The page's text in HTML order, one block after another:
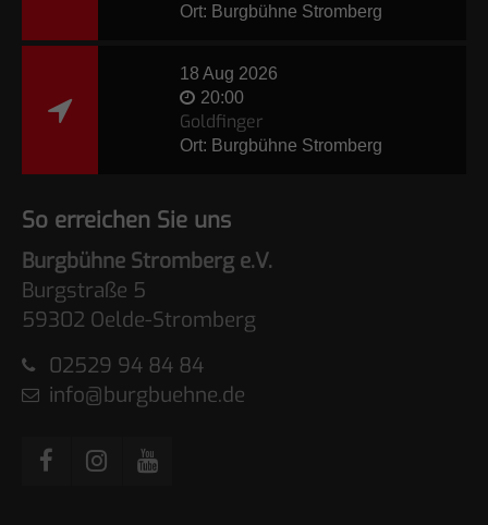
Ort: Burgbühne Stromberg
18 Aug 2026
20:00
Goldfinger
Ort: Burgbühne Stromberg
So erreichen Sie uns
Burgbühne Stromberg e.V.
Burgstraße 5
59302 Oelde-Stromberg
02529 94 84 84
info@burgbuehne.de